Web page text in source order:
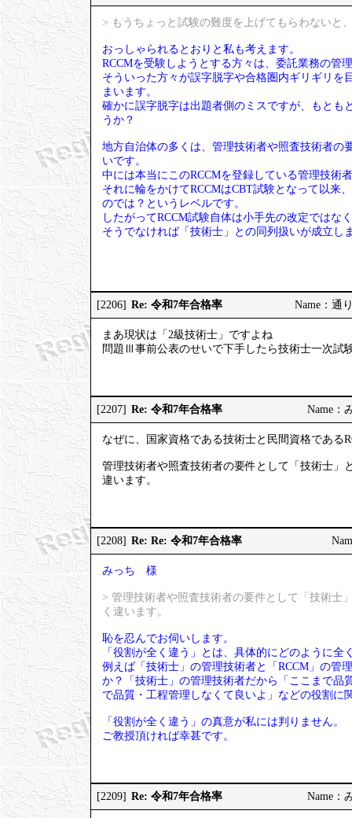
> もうちょっと試験の難度を上げてもらわないと
おっしゃられるとおりと私も考えます。
RCCMを受験しようとする方々は、委託業務の管
そういった方々が誤字脱字や合格圏内ギリギリ
まいます。
確かに誤字脱字は出題者側のミスですが、もとも
うか？
地方自治体の多くは、管理技術者や照査技術者の
いです。
中には本当にこのRCCMを登録している管理技術
それに輪をかけてRCCMはCBT試験となって以
のでは？というレベルです。
したがってRCCM試験自体は小手先の改定ではな
そうでなければ「技術士」との同列扱いが成立し
[2206] Re: 令和7年合格率 Name：通
まあ現状は「2級技術士」ですよね
問題Ⅲ事前公表のせいで下手したら技術士一次試
[2207] Re: 令和7年合格率 Name：
なぜに、国家資格である技術士と民間資格である
管理技術者や照査技術者の要件として「技術士」
違います。
[2208] Re: Re: 令和7年合格率
みっち 様
> 管理技術者や照査技術者の要件として「技術士
く違います。
恥を忍んでお伺いします。
「役割が全く違う」とは、具体的にどのように全
例えば「技術士」の管理技術者と「RCCM」の管
か？「技術士」の管理技術者だから「ここまで品
で品質・工程管理しなくて良いよ」などの役割に
「役割が全く違う」の真意が私には判りません。
ご教授頂ければ幸甚です。
[2209] Re: 令和7年合格率 Name：